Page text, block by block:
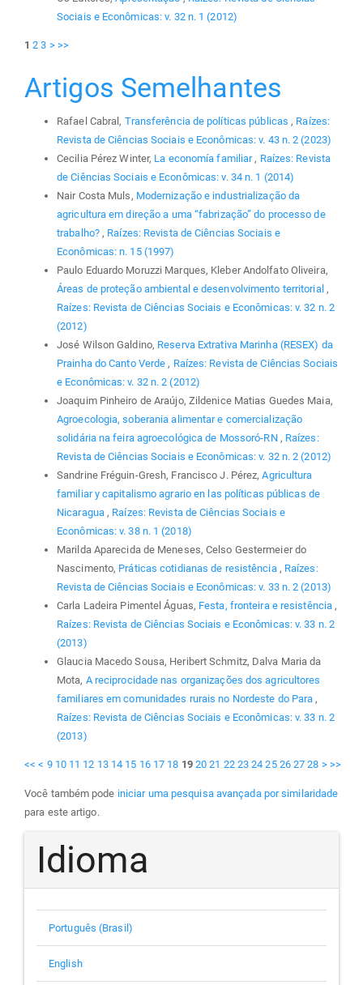
Sociais e Econômicas: v. 32 n. 1 (2012)
1 2 3 > >>
Artigos Semelhantes
Rafael Cabral, Transferência de políticas públicas, Raízes:
Revista de Ciências Sociais e Econômicas: v. 43 n. 2 (2023)
Cecilia Pérez Winter, La economía familiar, Raízes: Revista
de Ciências Sociais e Econômicas: v. 34 n. 1 (2014)
Nair Costa Muls, Modernização e industrialização da
agricultura em direção a uma “fabrização” do processo de
trabalho? , Raízes: Revista de Ciências Sociais e
Econômicas: n. 15 (1997)
Paulo Eduardo Moruzzi Marques, Kleber Andolfato Oliveira,
Áreas de proteção ambiental e desenvolvimento territorial ,
Raízes: Revista de Ciências Sociais e Econômicas: v. 32 n. 2
(2012)
José Wilson Galdino, Reserva Extrativa Marinha (RESEX) da
Prainha do Canto Verde, Raízes: Revista de Ciências Sociais
e Econômicas: v. 32 n. 2 (2012)
Joaquim Pinheiro de Araújo, Zildenice Matias Guedes Maia,
Agroecologia, soberania alimentar e comercialização
solidária na feira agroecológica de Mossoró-RN , Raízes:
Revista de Ciências Sociais e Econômicas: v. 32 n. 2 (2012)
Sandrine Fréguin-Gresh, Francisco J. Pérez,Agricultura
familiar y capitalismo agrario en las políticas públicas de
Nicaragua , Raízes: Revista de Ciências Sociais e
Econômicas: v. 38 n. 1 (2018)
Marilda Aparecida de Meneses, Celso Gestermeier do
Nascimento, Práticas cotidianas de resistência , Raízes:
Revista de Ciências Sociais e Econômicas: v. 33 n. 2 (2013)
Carla Ladeira Pimentel Águas, Festa, fronteira e resistência,
Raízes: Revista de Ciências Sociais e Econômicas: v. 33 n. 2
(2013)
Glaucia Macedo Sousa, Heribert Schmitz, Dalva Maria da
Mota, A reciprocidade nas organizações dos agricultores
familiares em comunidades rurais no Nordeste do Para,
Raízes: Revista de Ciências Sociais e Econômicas: v. 33 n. 2
(2013)
<< < 9 10 11 12 13 14 15 16 17 18 19 20 21 22 23 24 25 26 27 28 > >>
Você também pode iniciar uma pesquisa avançada por similaridade
para este artigo.
Idioma
Português (Brasil)
English